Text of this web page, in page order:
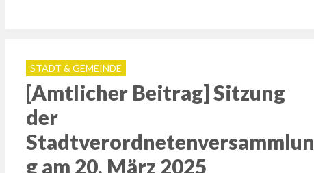
STADT & GEMEINDE
[Amtlicher Beitrag] Sitzung
der
Stadtverordnetenversammlun
g am 20. März 2025